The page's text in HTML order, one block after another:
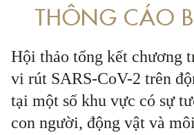
PHÒNG, CHỐNG RỬA TIỀN LIÊN QUAN
DỤNG PHÁP LUẬT TRONG XÉT XỬ CÁC VỤ
THÔNG CÁO
Hội thảo tổng kết chương
vi rút SARS-CoV-2 trên
tại một số khu vực có sự
con người, động vật và